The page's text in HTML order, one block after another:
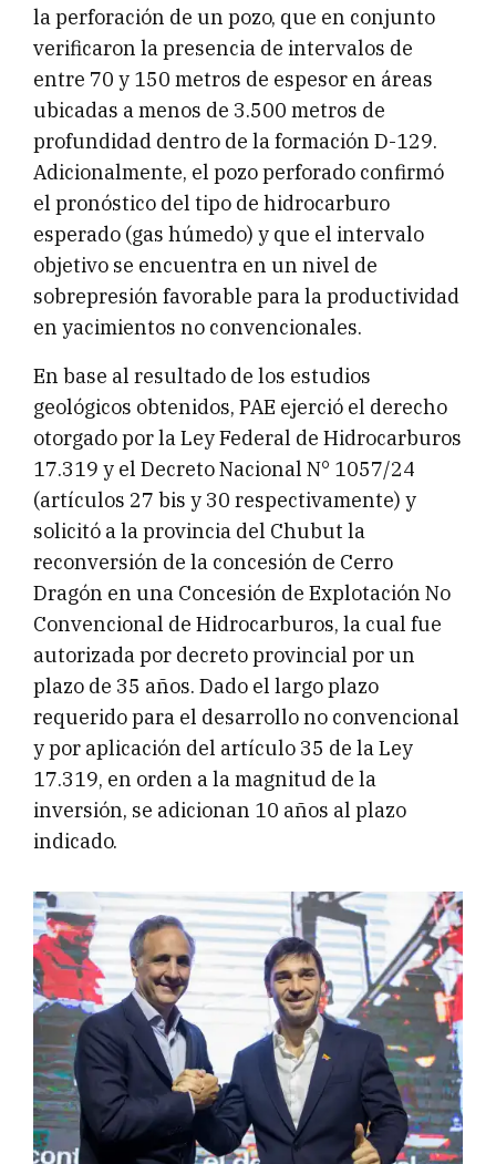
la perforación de un pozo, que en conjunto
verificaron la presencia de intervalos de
entre 70 y 150 metros de espesor en áreas
ubicadas a menos de 3.500 metros de
profundidad dentro de la formación D-129.
Adicionalmente, el pozo perforado confirmó
el pronóstico del tipo de hidrocarburo
esperado (gas húmedo) y que el intervalo
objetivo se encuentra en un nivel de
sobrepresión favorable para la productividad
en yacimientos no convencionales.
En base al resultado de los estudios
geológicos obtenidos, PAE ejerció el derecho
otorgado por la Ley Federal de Hidrocarburos
17.319 y el Decreto Nacional N° 1057/24
(artículos 27 bis y 30 respectivamente) y
solicitó a la provincia del Chubut la
reconversión de la concesión de Cerro
Dragón en una Concesión de Explotación No
Convencional de Hidrocarburos, la cual fue
autorizada por decreto provincial por un
plazo de 35 años. Dado el largo plazo
requerido para el desarrollo no convencional
y por aplicación del artículo 35 de la Ley
17.319, en orden a la magnitud de la
inversión, se adicionan 10 años al plazo
indicado.